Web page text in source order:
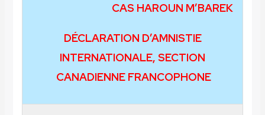
CAS HAROUN
DÉCLARATION D’AMNISTIE
INTERNATIONALE, SECTION
CANADIENNE